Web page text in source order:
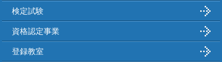
検定試験
資格認定事業
登録教室